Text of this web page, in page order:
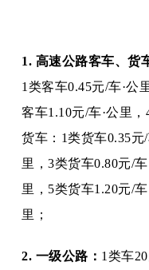
1. 高速公路客车、货
1类客车0.45元/车·公
客车1.10元/车·公里，
货车：1类货车0.35元
里，3类货车0.80元/
里，5类货车1.20元/
里；
2. 一级公路： 1类车